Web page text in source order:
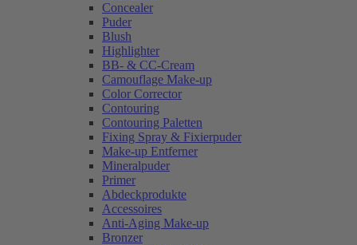
Concealer
Puder
Blush
Highlighter
BB- & CC-Cream
Camouflage Make-up
Color Corrector
Contouring
Contouring Paletten
Fixing Spray & Fixierpuder
Make-up Entferner
Mineralpuder
Primer
Abdeckprodukte
Accessoires
Anti-Aging Make-up
Bronzer